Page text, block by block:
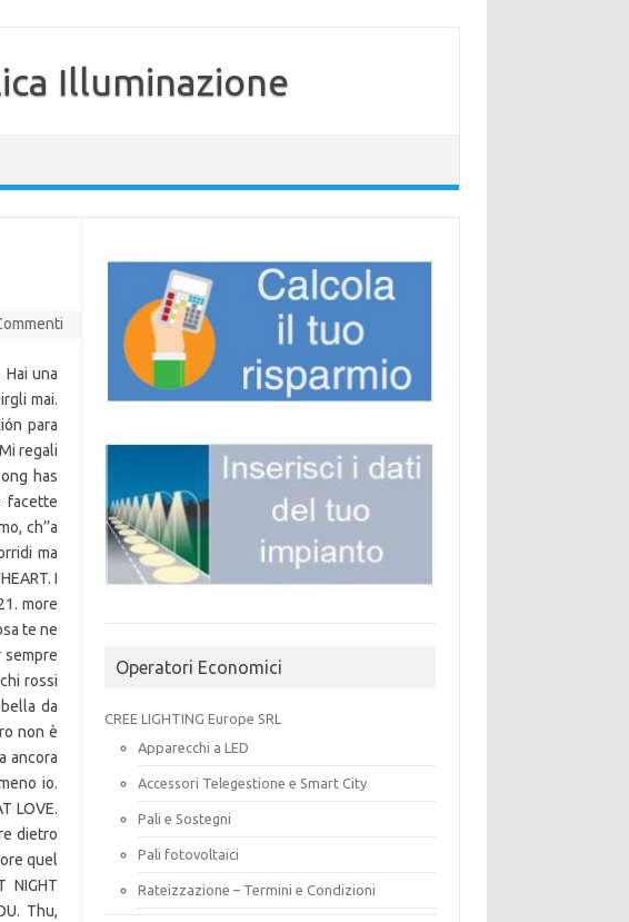
Illuminazione
una
mai.
para
regali
has
facette
ch’’a
ma
I
more
te ne
sempre
rossi
da
non è
ancora
io.
LOVE.
dietro
quel
NIGHT
Thu,
Operatori Economici
CREE LIGHTING Europe SRL
Apparecchi a LED
Accessori Telegestione e Smart City
Pali e Sostegni
Pali fotovoltaici
Rateizzazione – Termini e Condizioni